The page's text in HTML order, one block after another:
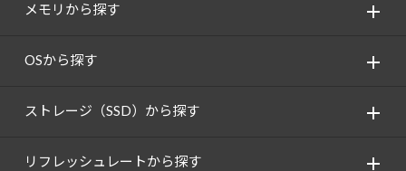
メモリから探す
OSから探す
ストレージ（SSD）から探す
リフレッシュレートから探す